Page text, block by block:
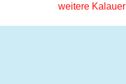
weitere Kalauer